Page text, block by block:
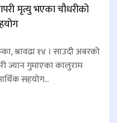
मृत्यु भएका चौधरीको
श्रावढा १४ । साउदी अबरको
ज्यान गुमाएका कालुराम
सहयोग...